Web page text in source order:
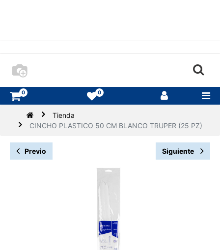
0 0
Tienda
CINCHO PLASTICO 50 CM BLANCO TRUPER (25 PZ)
Previo Siguiente